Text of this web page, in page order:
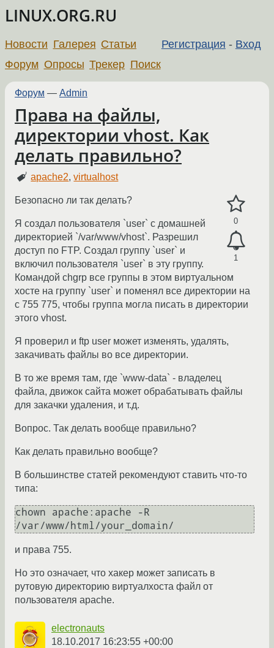
LINUX.ORG.RU
Регистрация - Вход
Новости Галерея Статьи
Форум Опросы Трекер Поиск
Форум — Admin
Права на файлы,
директории vhost. Как
делать правильно?
apache2,virtualhost
0
1
Безопасно ли так делать?
Я создал пользователя `user` с домашней
директорией `/var/www/vhost`. Разрешил
доступ по FTP. Создал группу `user` и
включил пользователя `user` в эту группу.
Командой chgrp все группы в этом виртуальном
хосте на группу `user` и поменял все директории на
c 755 775, чтобы группа могла писать в директории
этого vhost.
Я проверил и ftp user может изменять, удалять,
закачивать файлы во все директории.
В то же время там, где `www-data` - владелец
файла, движок сайта может обрабатывать файлы
для закачки удаления, и т.д.
Вопрос. Так делать вообще правильно?
Как делать правильно вообще?
В большинстве статей рекомендуют ставить что-то
типа:
chown apache:apache -R
и права 755.
Но это означает, что хакер может записать в
рутовую директорию виртуалхоста файл от
пользователя apache.
electronauts
18.10.2017 16:23:55 +00:00